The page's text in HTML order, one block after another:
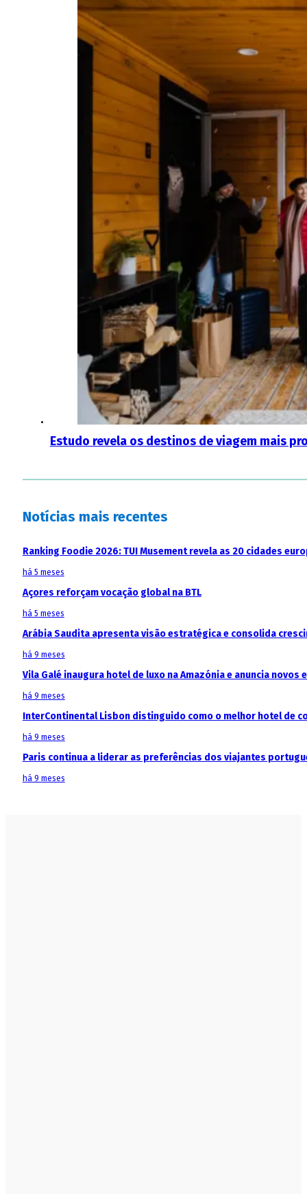
Estudo revela os destinos de viagem mais
Notícias mais recentes
Ranking Foodie 2026: TUI Musement revela as 20 cidades
há 5 meses
Açores reforçam vocação global na BTL
há 5 meses
Arábia Saudita apresenta visão estratégica e consolida
há 9 meses
Vila Galé inaugura hotel de luxo na Amazónia e anuncia
há 9 meses
InterContinental Lisbon distinguido como o melhor hotel de
há 9 meses
Paris continua a liderar as preferências dos viajantes
há 9 meses